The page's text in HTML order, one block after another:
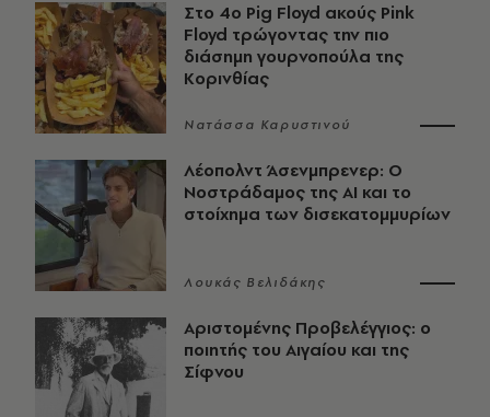
Στο 4ο Pig Floyd ακούς Pink
Floyd τρώγοντας την πιο
διάσημη γουρνοπούλα της
Κορινθίας
Νατάσσα Καρυστινού
Λέοπολντ Άσενμπρενερ: Ο
Νοστράδαμος της AI και το
στοίχημα των δισεκατομμυρίων
Λουκάς Βελιδάκης
Αριστομένης Προβελέγγιος: ο
ποιητής του Αιγαίου και της
Σίφνου